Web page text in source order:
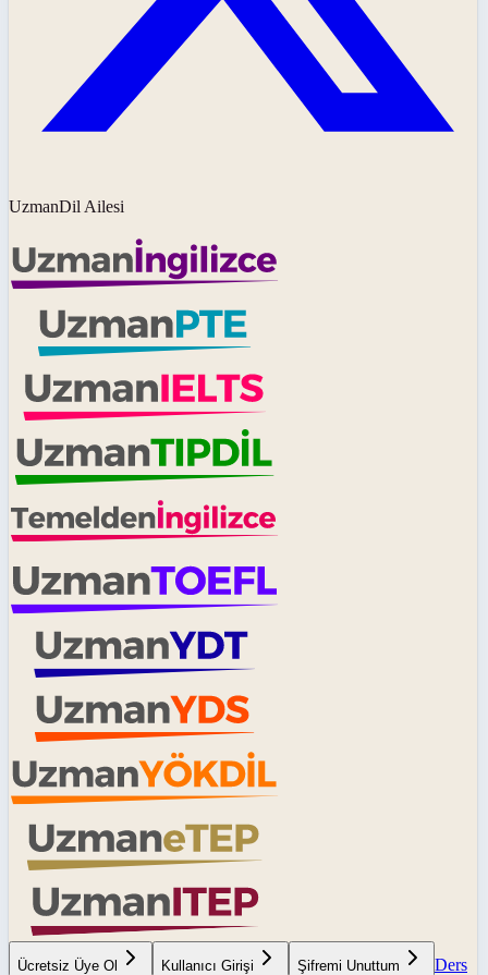
UzmanDil Ailesi
Ücretsiz Üye Ol Kullanıcı Girişi Şifremi Unuttum
Ders